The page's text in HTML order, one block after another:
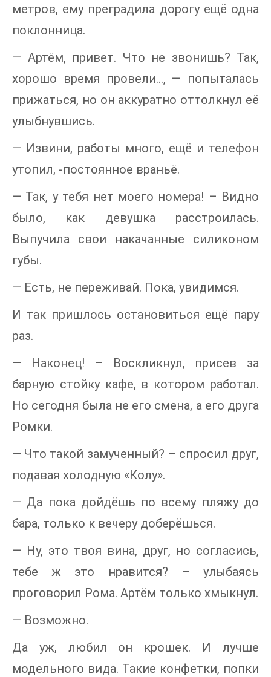
метров, ему преградила дорогу ещё одна
поклонница.
— Артём, привет. Что не звонишь? Так,
хорошо время провели…, — попыталась
прижаться, но он аккуратно оттолкнул её
улыбнувшись.
— Извини, работы много, ещё и телефон
утопил, -постоянное враньё.
— Так, у тебя нет моего номера! – Видно
было, как девушка расстроилась.
Выпучила свои накачанные силиконом
губы.
— Есть, не переживай. Пока, увидимся.
И так пришлось остановиться ещё пару
раз.
— Наконец! – Воскликнул, присев за
барную стойку кафе, в котором работал.
Но сегодня была не его смена, а его друга
Ромки.
— Что такой замученный? – спросил друг,
подавая холодную «Колу».
— Да пока дойдёшь по всему пляжу до
бара, только к вечеру доберёшься.
— Ну, это твоя вина, друг, но согласись,
тебе ж это нравится? – улыбаясь
проговорил Рома. Артём только хмыкнул.
— Возможно.
Да уж, любил он крошек. И лучше
модельного вида. Такие конфетки, попки